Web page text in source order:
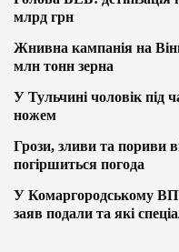
млрд грн
Жнивна кампанія на
млн тонн зерна
У Тульчині чоловік під
ножем
Грози, зливи та пориви
погіршиться погода
У Комаргородському
заяв подали та які